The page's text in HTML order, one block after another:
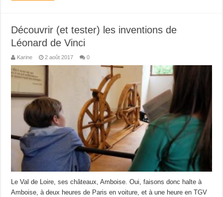
Découvrir (et tester) les inventions de
Léonard de Vinci
Karine 2 août 2017 0
Le Val de Loire, ses châteaux, Amboise. Oui, faisons donc halte à
Amboise, à deux heures de Paris en voiture, et à une heure en TGV